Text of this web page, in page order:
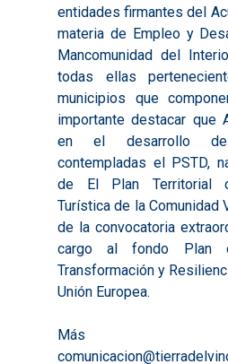
entidades firmantes del
materia de Empleo y
Mancomunidad del
todas ellas
municipios que
importante destacar que
en el desarrollo
contempladas el PSTD,
de El Plan Territorial
Turística de la Comunidad
de la convocatoria
cargo al fondo Plan
Transformación y
Unión Europea.
Más